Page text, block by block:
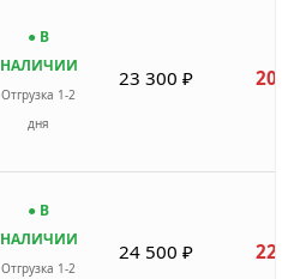
● В
НАЛИЧИИ
Отгрузка 1-2
дня
23 300 ₽ 20
● В
НАЛИЧИИ
Отгрузка 1-2
24 500 ₽ 22